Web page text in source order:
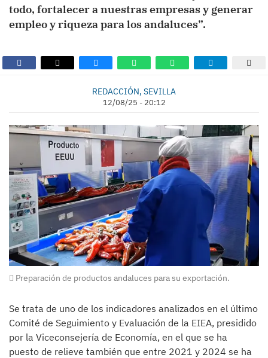
todo, fortalecer a nuestras empresas y generar
empleo y riqueza para los andaluces”.
REDACCIÓN, SEVILLA
12/08/25 - 20:12
Preparación de productos andaluces para su exportación.
Se trata de uno de los indicadores analizados en el último
Comité de Seguimiento y Evaluación de la EIEA, presidido
por la Viceconsejería de Economía, en el que se ha
puesto de relieve también que entre 2021 y 2024 se ha